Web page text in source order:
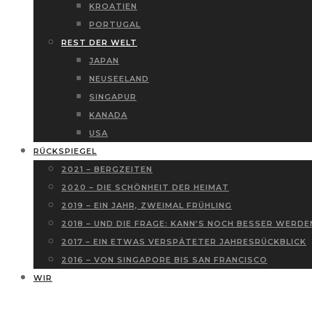
KROATIEN
PORTUGAL
REST DER WELT
JAPAN
NEUSEELAND
SINGAPUR
KANADA
USA
RÜCKSPIEGEL
2021 – BERGZEITEN
2020 – DIE SCHÖNHEIT DER HEIMAT
2019 – EIN JAHR, ZWEIMAL FRÜHLING
2018 – UND DIE FRAGE: KANN’S NOCH BESSER
2017 – EIN ETWAS VERSPÄTETER JAHRESRÜCKBLICK
2016 – VON SINGAPORE BIS SAN FRANCISCO
WIR